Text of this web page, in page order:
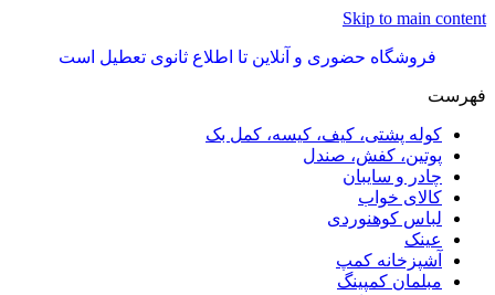
Skip to main content
فروشگاه حضوری و آنلاین تا اطلاع ثانوی تعطیل است
فهرست
کوله پشتی، کیف، کیسه، کمل بک
پوتین، کفش، صندل
چادر و سایبان
کالای خواب
لباس کوهنوردی
عینک
آشپزخانه کمپ
مبلمان کمپینگ